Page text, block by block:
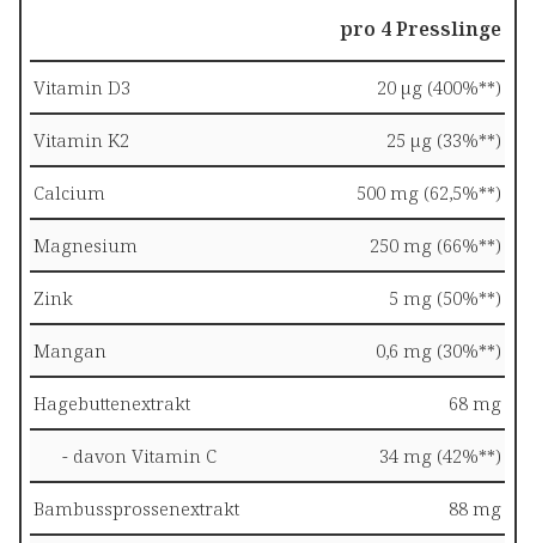
pro 4 Presslinge
Vitamin D3 20 µg (400%**)
Vitamin K2 25 µg (33%**)
Calcium 500 mg (62,5%**)
Magnesium 250 mg (66%**)
Zink 5 mg (50%**)
Mangan 0,6 mg (30%**)
Hagebuttenextrakt 68 mg
- davon Vitamin C 34 mg (42%**)
Bambussprossenextrakt 88 mg